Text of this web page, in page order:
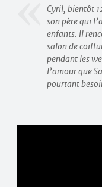
Cyril, bientôt
son père qui
enfants. Il
salon de
pendant les
l’amour que
pourtant